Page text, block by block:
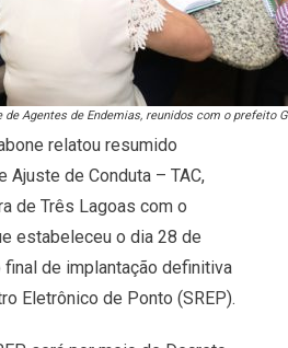
Agentes de Endemias, reunidos com o prefeito
relatou resumido
Ajuste de Conduta – TAC,
de Três Lagoas com o
estabeleceu o dia 28 de
de implantação definitiva
Eletrônico de Ponto (SREP).